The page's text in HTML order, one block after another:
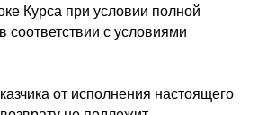
Курса при условии полной
соответствии с условиями
от исполнения настоящего